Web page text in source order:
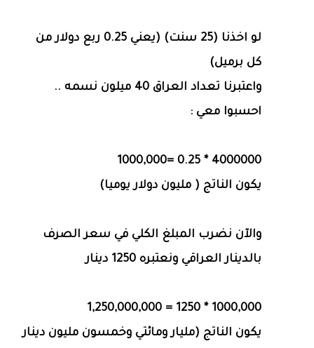
لو اخذنا (25 سنت) (يعني 0.25 ربع دولار من
كل برميل)
واعتبرنا تعداد العراق 40 ميلون نسمه ..
احسبوا معي :
4000000 * 0.25 =1000,000
يكون الناتج ( مليون دولار يوميا)
والآن نضرب المبلغ الكلي في سعر الصرف
بالدينار العراقي ونعتبره 1250 دينار
1000,000 * 1250 = 1,250,000,000
يكون الناتج (مليار ومائتي وخمسون مليون دينار